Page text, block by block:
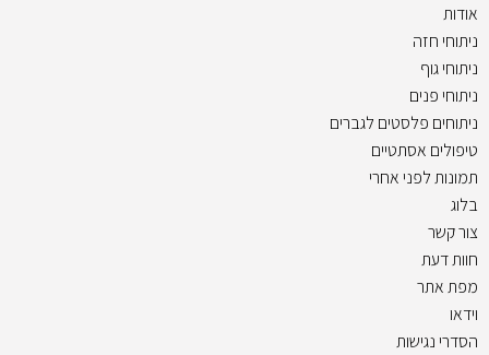
אודות
ניתוחי חזה
ניתוחי גוף
ניתוחי פנים
ניתוחים פלסטים לגברים
טיפולים אסתטיים
תמונות לפני אחרי
בלוג
צור קשר
חוות דעת
מפת אתר
וידאו
הסדרי נגישות